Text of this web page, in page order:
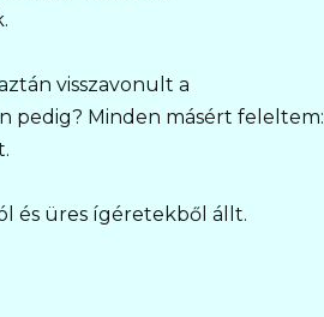
visszavonult a
pedig? Minden másért feleltem:
és üres ígéretekből állt.